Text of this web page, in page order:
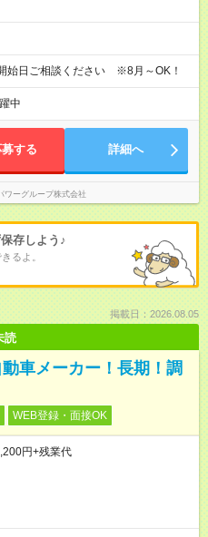
始日ご相談ください ※8月～OK！
中
募する 詳細へ
ワーグループ株式会社
存しよう♪
るよ。
掲載日：2026.08.05
読
車メーカー！長期！調
WEB登録・面接OK
円+残業代